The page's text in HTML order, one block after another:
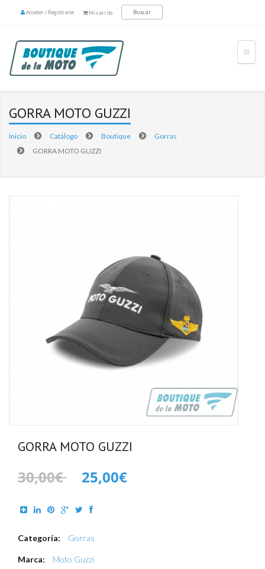
Mi carrito
Acceder/Registrarse
GORRA MOTO GUZZI
Inicio Catálogo Boutique
Gorras
GORRA MOTO GUZZI
GORRA MOTO GUZZI
30,00€ 25,00€
Categoría: Gorras
Marca: Moto Guzzi